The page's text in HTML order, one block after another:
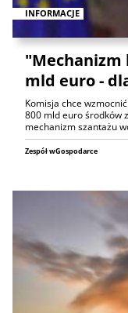
INFORMACJE
"Mechanizm
mld euro -
Komisja chce
800 mld euro środków
mechanizm szantażu
Zespół wGospodarce